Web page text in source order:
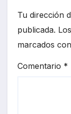
Tu dirección
publicada.
marcados con
Comentario *